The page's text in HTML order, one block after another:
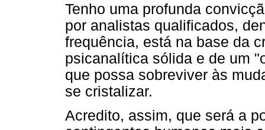
Tenho uma profunda
por analistas qualificados,
frequência, está na base da
psicanalítica sólida e de um
que possa sobreviver às
se cristalizar.
Acredito, assim, que será a